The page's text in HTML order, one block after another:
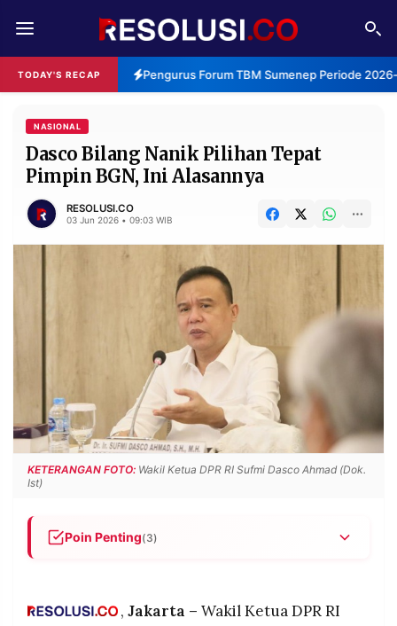
TODAY'S RECAP Pengurus Forum TBM Sumenep Periode
REDAKSI TENTANG
RESOLUSI IKLAN
RUBRIKASI
EDITORIAL AKSARA
NASIONAL
SPORT
PRIVACY
POLICY
BERITA
WARGA
INFORMASI
IKLAN
KIRIM
TULISAN
PENGADUAN
KAMI
NASIONAL
Dasco Bilang Nanik Pilihan Tepat
Pimpin BGN, Ini Alasannya
RESOLUSI.CO
03 Jun 2026 • 09:03 WIB
KETERANGAN FOTO: Wakil Ketua DPR RI Sufmi Dasco Ahmad (Dok.
Ist)
Poin Penting(3)
baru, menyebut Nanik dikenal aktif di lapangan
, Jakarta – Wakil Ketua DPR RI